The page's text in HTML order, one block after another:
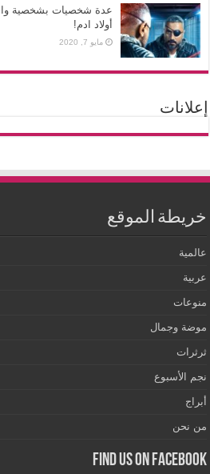
عدة شخصيات بشخصية
أولاد ادم!
مايو 7, 2020
إعلانات
خريطة الموقع
عالمية
عربية
منوعات
موضة وجمال
ثرثرات
نجم الأسبوع
أبراج
من نحن
Find us on Facebook